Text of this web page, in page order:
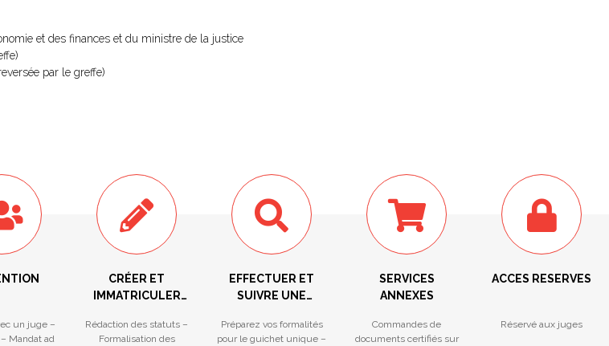
et des finances et du ministre de la justice
par le greffe)
un juge –
Mandat ad
CRÉER ET
IMMATRICULER
ENTREPRISE
Rédaction des statuts –
Formalisation des
EFFECTUER ET
SUIVRE UNE
Préparez vos formalités
pour le guichet unique –
SERVICES
ANNEXES
Commandes de
documents certifiés sur
ACCES RESERVES
Réservé aux juges